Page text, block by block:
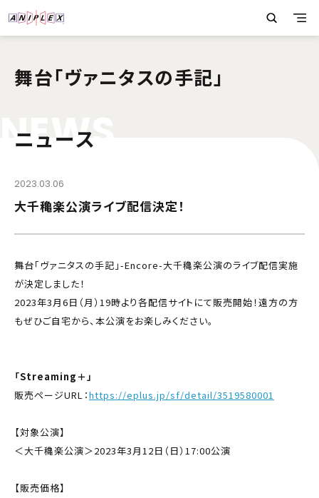
舞台「ヴァニタスの手記」
NEWS
ニュース
2023.03.06
大千穐楽公演ライブ配信決定！
舞台「ヴァニタスの手記」-Encore-大千穐楽公演のライブ配信実施
が決定しました！
2023年3月6日（月）19時より各配信サイトにて販売開始！遠方の方
もぜひご自宅から、本公演をお楽しみください。
「Streaming＋」
販売ページURL：https://eplus.jp/sf/detail/3519580001
【対象公演】
＜大千穐楽公演＞2023年3月12日（日）17:00公演
【販売価格】